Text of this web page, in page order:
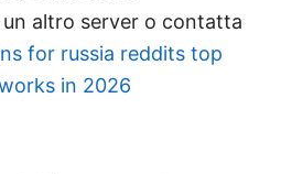
altro server o contatta
for russia reddits top
in 2026